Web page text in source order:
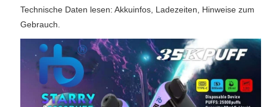
Technische Daten lesen: Akkuinfos, Ladezeiten, Hinweise zum
Gebrauch.